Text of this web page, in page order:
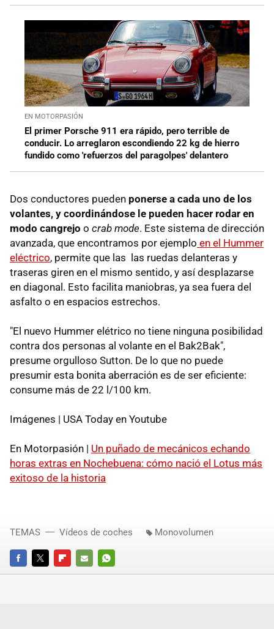
EN MOTORPASIÓN
El primer Porsche 911 era rápido, pero terrible de
conducir. Lo arreglaron escondiendo 22 kg de hierro
fundido como 'refuerzos del paragolpes' delantero
Dos conductores pueden ponerse a cada uno de los
volantes, y coordinándose le pueden hacer rodar en
modo cangrejo o crab mode. Este sistema de dirección
avanzada, que encontramos por ejemplo en el Hummer
eléctrico, permite que las las ruedas delanteras y
traseras giren en el mismo sentido, y así desplazarse
en diagonal. Esto facilita maniobras, ya sea fuera del
asfalto o en espacios estrechos.
"El nuevo Hummer elétrico no tiene ninguna posibilidad
contra dos personas al volante en el Bak2Bak",
presume orgulloso Sutton. De lo que no puede
presumir esta bonita aberración es de ser eficiente:
consume más de 22 l/100 km.
Imágenes | USA Today en Youtube
En Motorpasión | Un puñado de mecánicos echando
horas extras en Nochebuena: cómo nació el Lotus más
exitoso de la historia
FACEBOOKTWITTERFLIPBOARD
E-
WHATSAPP
TEMAS Vídeos de coches Monovolumen